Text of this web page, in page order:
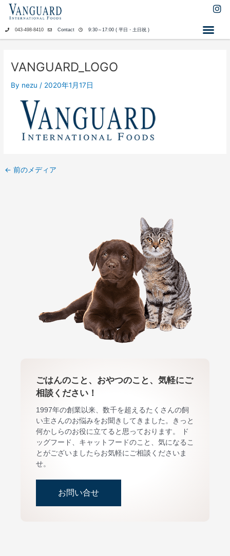
ス
I
043-498-8410 Contact 9:30～17:00 ( 平日・土日祝 )
VANGUARD_LOGO
By nezu / 2020年1月17日
← 前のメディア
ごはんのこと、おやつのこと、気軽にご
相談ください！
1997年の創業以来、数千を超えるたくさんの飼
い主さんのお悩みをお聞きしてきました。きっと
何かしらのお役に立てると思っております。 ド
ッグフード、キャットフードのこと、気になるこ
とがございましたらお気軽にご相談くださいま
せ。
お問い合せ